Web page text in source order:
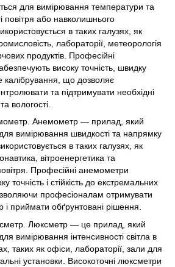
для вимірювання температури та
повітря або навколишнього
в таких галузях, як
лабораторії, метеорологія
продуктів. Професійні
високу точність, швидку
калібрування, що дозволяє
та підтримувати необхідні
вологості.
Анемометр — прилад, який
вимірювання швидкості та напрямку
в таких галузях, як
вітроенергетика та
Професійні анемометри
точність і стійкість до екстремальних
професіоналам отримувати
і приймати обґрунтовані рішення.
Люксметр — це прилад, який
вимірювання інтенсивності світла в
таких як офіси, лабораторії, зали для
установки. Високоточні люксметри